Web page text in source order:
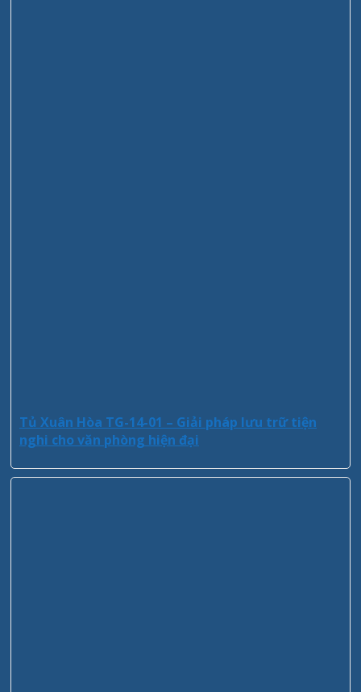
Tủ Xuân Hòa TG-14-01 – Giải pháp lưu trữ tiện
nghi cho văn phòng hiện đại